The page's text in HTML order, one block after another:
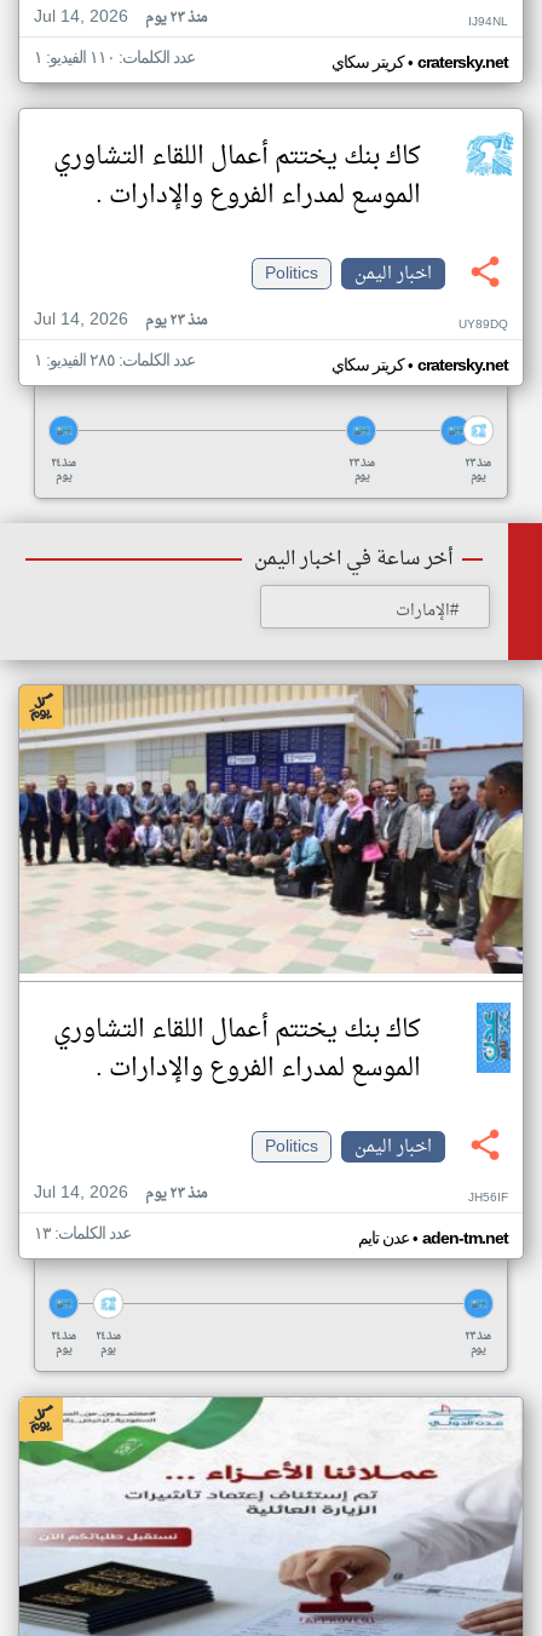
Jul 14, 2026
منذ ٢٣ يوم IJ94NL
كريتر سكاي• cratersky.net عدد الكلمات: ١١٠ الفيديو: ١
كاك بنك يختتم أعمال اللقاء التشاوري
الموسع لمدراء الفروع والإدارات .
اخبار اليمن
Politics
Jul 14, 2026
منذ ٢٣ يوم UY89DQ
كريتر سكاي• cratersky.net عدد الكلمات: ٢٨٥ الفيديو: ١
منذ ٢٤
يوم
منذ ٢٣
يوم
منذ ٢٣
يوم
أخر ساعة في اخبار اليمن
#الإمارات
كاك بنك يختتم أعمال اللقاء التشاوري
الموسع لمدراء الفروع والإدارات .
اخبار اليمن
Politics
Jul 14, 2026
منذ ٢٣ يوم JH56IF
عدن تايم• aden-tm.net عدد الكلمات: ١٣
منذ ٢٤
يوم
منذ ٢٤
يوم
منذ ٢٣
يوم